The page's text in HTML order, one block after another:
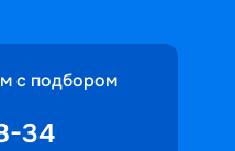
с подбором
34